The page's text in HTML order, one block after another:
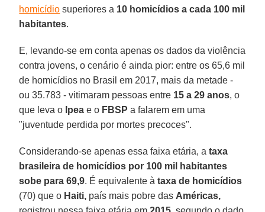
homicídio superiores a 10 homicídios a cada 100 mil
habitantes.
E, levando-se em conta apenas os dados da violência
contra jovens, o cenário é ainda pior: entre os 65,6 mil
de homicídios no Brasil em 2017, mais da metade -
ou 35.783 - vitimaram pessoas entre 15 a 29 anos, o
que leva o Ipea e o FBSP a falarem em uma
"juventude perdida por mortes precoces".
Considerando-se apenas essa faixa etária, a taxa
brasileira de homicídios por 100 mil habitantes
sobe para 69,9. É equivalente à taxa de homicídios
(70) que o Haiti, país mais pobre das Américas,